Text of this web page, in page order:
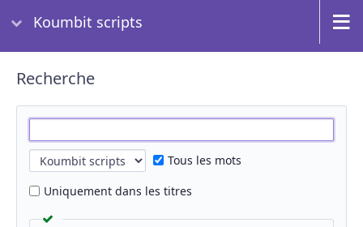
Koumbit scripts
Recherche
Tous les mots
Uniquement dans les titres